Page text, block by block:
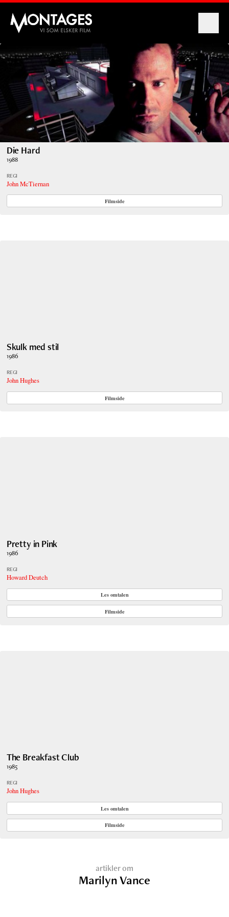
Montages
Die Hard
1988
REGI
John McTiernan
Filmside
Skulk med stil
1986
REGI
John Hughes
Filmside
Pretty in Pink
1986
REGI
Howard Deutch
Les omtalen
Filmside
The Breakfast Club
1985
REGI
John Hughes
Les omtalen
Filmside
artikler om
Marilyn Vance